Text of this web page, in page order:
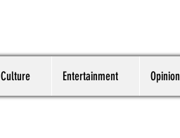
Culture Entertainment Opinion